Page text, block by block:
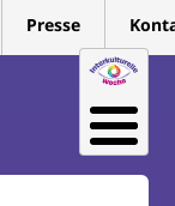
Presse